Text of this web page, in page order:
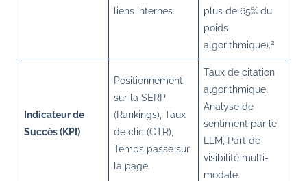
liens internes.
plus de 65% du
poids
algorithmique).2
Indicateur de
Succès (KPI)
Positionnement
sur la SERP
(Rankings), Taux
de clic (CTR),
Temps passé sur
la page.
Taux de citation
algorithmique,
Analyse de
sentiment par le
LLM, Part de
visibilité multi-
modale.